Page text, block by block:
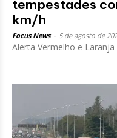
tempestades
km/h
Focus News 5 de agosto de
Alerta Vermelho e